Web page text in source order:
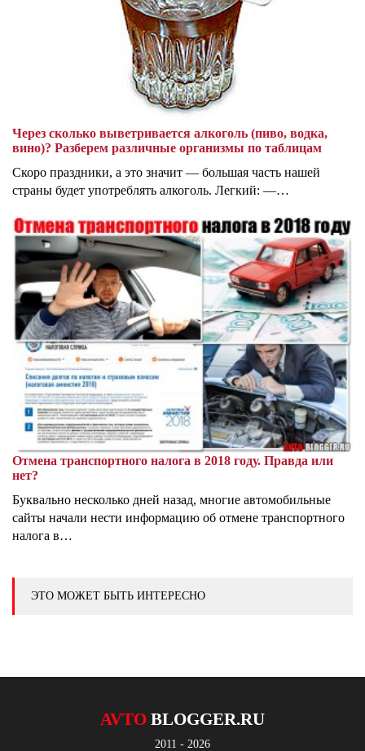
Через сколько выветривается алкоголь (пиво, водка,
вино)? Разберем различные организмы по таблицам
Скоро праздники, а это значит — большая часть нашей
страны будет употреблять алкоголь. Легкий: —…
Отмена транспортного налога в 2018 году. Правда или
нет?
Буквально несколько дней назад, многие автомобильные
сайты начали нести информацию об отмене транспортного
налога в…
ЭТО МОЖЕТ БЫТЬ ИНТЕРЕСНО
AVTO BLOGGER.RU
2011 - 2026